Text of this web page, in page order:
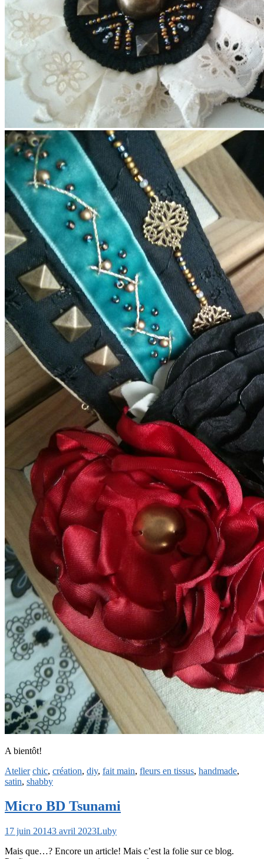
A bientôt!
Atelier chic, création, diy, fait main, fleurs en tissus, handmade,
satin, shabby
Micro BD Tsunami
17 juin 20143 avril 2023Luby
Mais que…? Encore un article! Mais c’est la folie sur ce blog.